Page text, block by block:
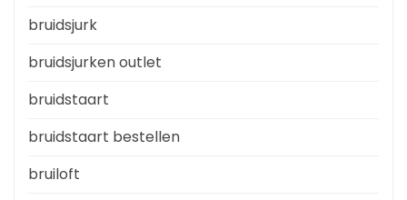
bruidsjurk
bruidsjurken outlet
bruidstaart
bruidstaart bestellen
bruiloft